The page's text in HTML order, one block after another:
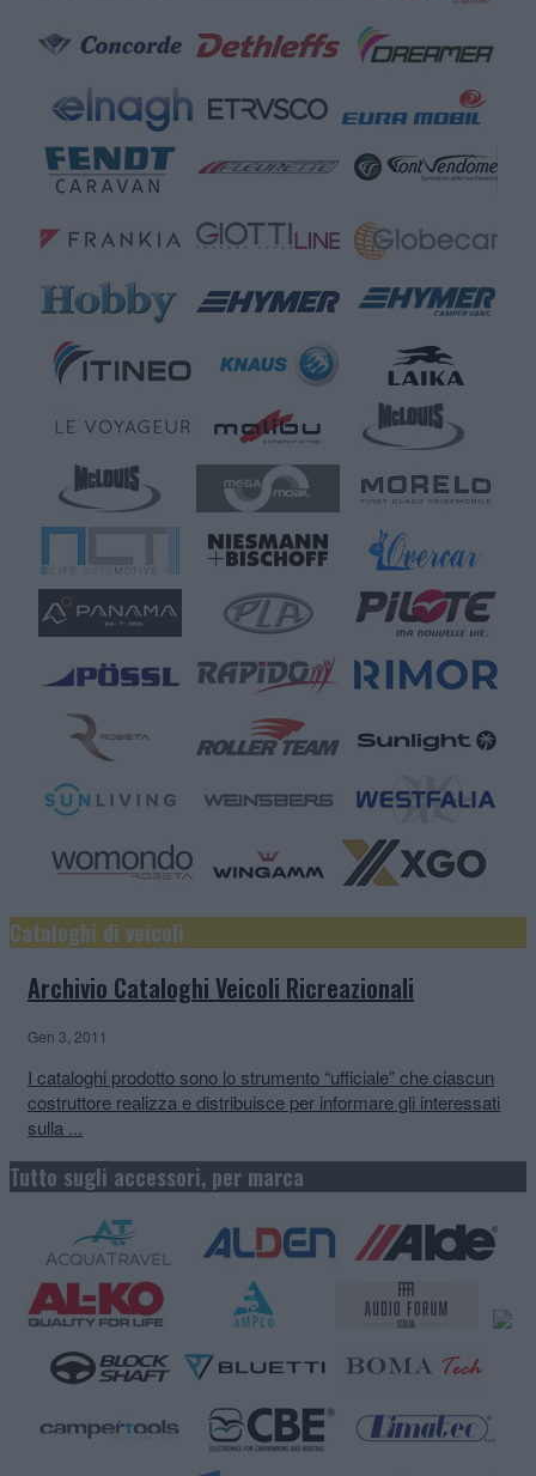
Cataloghi di veicoli
Archivio Cataloghi Veicoli Ricreazionali
Gen 3, 2011
I cataloghi prodotto sono lo strumento “ufficiale” che ciascun
costruttore realizza e distribuisce per informare gli interessati
sulla ...
Tutto sugli accessori, per marca